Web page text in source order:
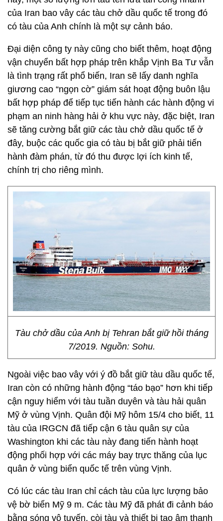
của Iran bao vây các tàu chở dầu quốc tế trong đó
có tàu của Anh chính là một sự cảnh báo.
Đại diện công ty này cũng cho biết thêm, hoạt động
vận chuyển bất hợp pháp trên khắp Vịnh Ba Tư vẫn
là tình trạng rất phổ biến, Iran sẽ lấy danh nghĩa
giương cao “ngọn cờ” giám sát hoạt động buôn lậu
bất hợp pháp để tiếp tục tiến hành các hành động vi
phạm an ninh hàng hải ở khu vực này, đặc biệt, Iran
sẽ tăng cường bắt giữ các tàu chở dầu quốc tế ở
đây, buộc các quốc gia có tàu bị bắt giữ phải tiến
hành đàm phán, từ đó thu được lợi ích kinh tế,
chính trị cho riêng mình.
Tàu chở dầu của Anh bị Tehran bắt giữ hồi tháng
7/2019. Nguồn: Sohu.
Ngoài việc bao vây với ý đồ bắt giữ tàu dầu quốc tế,
Iran còn có những hành động “táo bạo” hơn khi tiếp
cận nguy hiểm với tàu tuần duyên và tàu hải quân
Mỹ ở vùng Vịnh. Quân đội Mỹ hôm 15/4 cho biết, 11
tàu của IRGCN đã tiếp cận 6 tàu quân sự của
Washington khi các tàu này đang tiến hành hoạt
động phối hợp với các máy bay trực thăng của lục
quân ở vùng biển quốc tế trên vùng Vịnh.
Có lúc các tàu Iran chỉ cách tàu của lực lượng bảo
vệ bờ biển Mỹ 9 m. Các tàu Mỹ đã phát đi cảnh báo
bằng sóng vô tuyến, còi tàu và thiết bị tạo âm thanh